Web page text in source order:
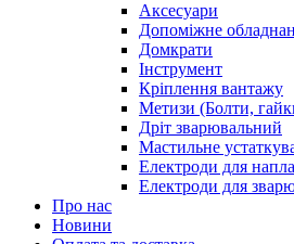
Аксесуари
Допоміжне
Домкрати
Інструмент
Кріплення вантажу
Метизи (Болти,
Дріт зварювальний
Мастильне
Електроди для
Електроди для
Про нас
Новини